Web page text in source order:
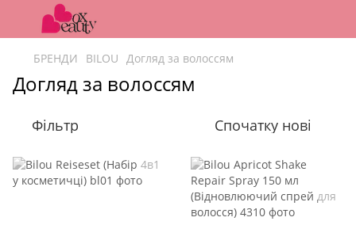
БРЕНДИ BILOU Догляд за волоссям
Догляд за волоссям
Фільтр Спочатку нові